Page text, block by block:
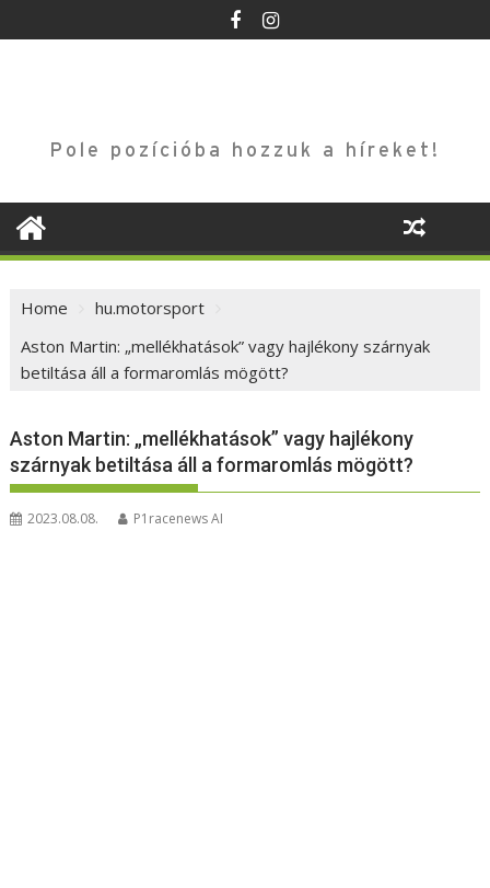
to
Pole pozícióba hozzuk a híreket!
Home
hu.motorsport
Aston Martin: „mellékhatások” vagy hajlékony szárnyak
betiltása áll a formaromlás mögött?
Aston Martin: „mellékhatások” vagy hajlékony
szárnyak betiltása áll a formaromlás mögött?
2023.08.08. P1racenews AI